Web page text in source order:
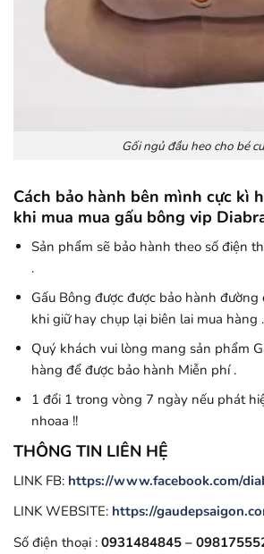
Gối ngủ đầu heo cho bé
Cách bảo hành bên mình cực kì
khi mua mua gấu bông vip
Sản phẩm sẽ bảo hành theo số điện
.
Gấu Bông được được bảo hành
khi giữ hay chụp lại biên lai mua hàng .
Quý khách vui lòng mang sản phẩm
hàng để được bảo hành Miễn phí .
1 đổi 1 trong vòng 7 ngày nếu phát
nhoaa !!
THÔNG TIN LIÊN HỆ
LINK FB: https://www.facebook.com/
LINK WEBSITE: https://
Số điện thoại : 0931484845 –